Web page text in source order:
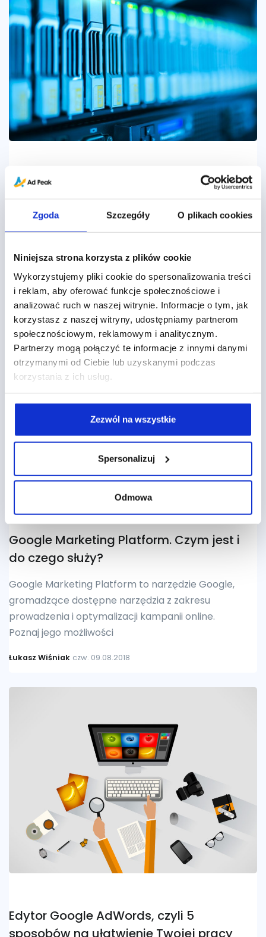
Zgoda Szczegóły O plikach cookies
Niniejsza strona korzysta z plików cookie
Wykorzystujemy pliki cookie do spersonalizowania treści
i reklam, aby oferować funkcje społecznościowe i
analizować ruch w naszej witrynie. Informacje o tym, jak
korzystasz z naszej witryny, udostępniamy partnerom
społecznościowym, reklamowym i analitycznym.
Partnerzy mogą połączyć te informacje z innymi danymi
otrzymanymi od Ciebie lub uzyskanymi podczas
korzystania z ich usług.
Zezwól na wszystkie
Spersonalizuj
Odmowa
Big Data w eCommerce – jak
zwiększyć sprzedaż nie zwiększając
budżetów?
Twojemu eCommerce w zwiększaniu przychodów
i redukcji kosztów? Zobacz jak dane i
automatyzacja mogą Ci pomóc!
Dawid Krystosik czw. 01.08.2019
Google Marketing Platform. Czym jest i
do czego służy?
Google Marketing Platform to narzędzie Google,
gromadzące dostępne narzędzia z zakresu
prowadzenia i optymalizacji kampanii online.
Poznaj jego możliwości
Łukasz Wiśniak czw. 09.08.2018
Edytor Google AdWords, czyli 5
sposobów na ułatwienie Twojej pracy